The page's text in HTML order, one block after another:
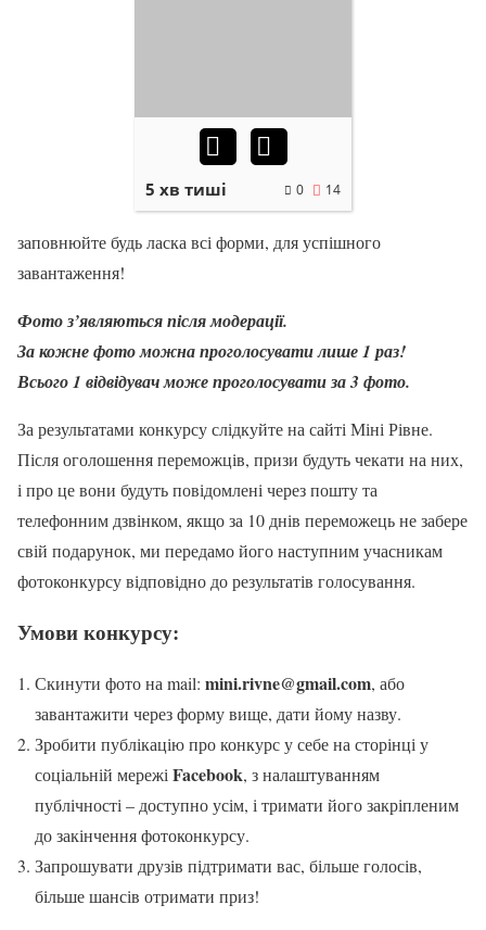
0 14
5 хв тиші
заповнюйте будь ласка всі форми, для успішного
завантаження!
Фото з’являються після модерації.
За кожне фото можна проголосувати лише 1 раз!
Всього 1 відвідувач може проголосувати за 3 фото.
За результатами конкурсу слідкуйте на сайті Міні Рівне.
Після оголошення переможців, призи будуть чекати на них,
і про це вони будуть повідомлені через пошту та
телефонним дзвінком, якщо за 10 днів переможець не забере
свій подарунок, ми передамо його наступним учасникам
фотоконкурсу відповідно до результатів голосування.
Умови конкурсу:
Скинути фото на mail: mini.rivne@gmail.com, або
завантажити через форму вище, дати йому назву.
Зробити публікацію про конкурс у себе на сторінці у
соціальній мережі Facebook, з налаштуванням
публічності – доступно усім, і тримати його закріпленим
до закінчення фотоконкурсу.
Запрошувати друзів підтримати вас, більше голосів,
більше шансів отримати приз!